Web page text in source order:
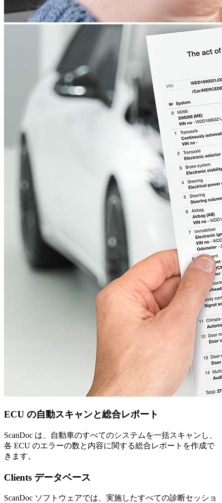
ECU の自動スキャンと総合レポート
ScanDoc は、自動車のすべてのシステムを一括スキャンし、
各 ECU のエラーの数と内容に関する総合レポートを作成で
きます。
Clients データベース
ScanDoc ソフトウェアでは、実施したすべての診断セッショ